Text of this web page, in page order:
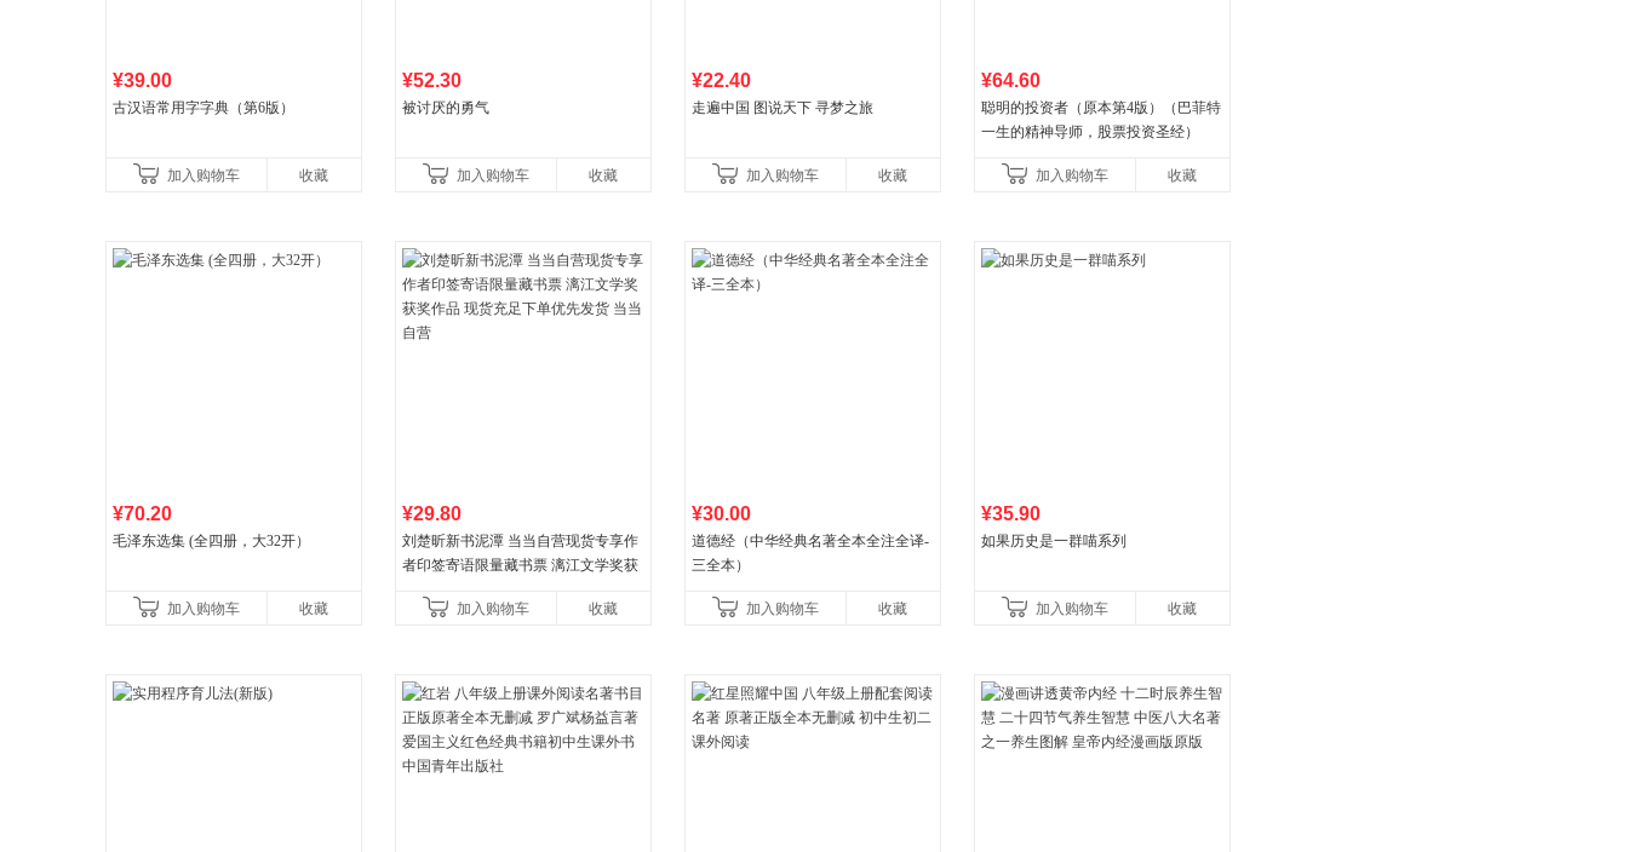
¥39.00
古汉语常用字字典（第6版）
加入购物车 收藏
¥52.30
被讨厌的勇气
加入购物车 收藏
¥22.40
走遍中国 图说天下 寻梦之旅
加入购物车 收藏
¥64.60
聪明的投资者（原本第4版）（巴菲特
一生的精神导师，股票投资圣经）
加入购物车 收藏
¥70.20
毛泽东选集 (全四册，大32开）
加入购物车 收藏
¥29.80
刘楚昕新书泥潭 当当自营现货专享作
者印签寄语限量藏书票 漓江文学奖获
加入购物车 收藏
¥30.00
道德经（中华经典名著全本全注全译-
三全本）
加入购物车 收藏
¥35.90
如果历史是一群喵系列
加入购物车 收藏